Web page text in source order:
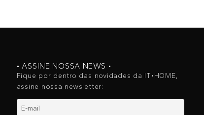
• ASSINE NOSSA NEWS •
Fique por dentro das novidades da IT•HOME,
assine nossa newsletter: